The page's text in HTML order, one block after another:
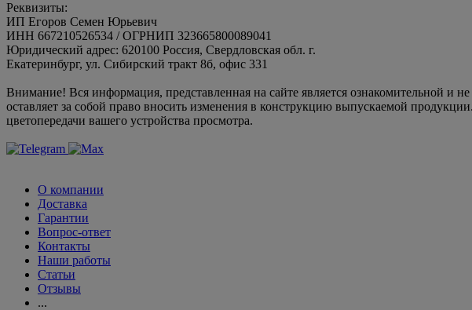
Реквизиты:
ИП Егоров Семен Юрьевич
ИНН 667210526534 / ОГРНИП 323665800089041
Юридический адрес: 620100 Россия, Свердловская обл. г.
Екатеринбург, ул. Сибирский тракт 8б, офис 331
Внимание! Вся информация, представленная на сайте является ознакомительной и
оставляет за собой право вносить изменения в конструкцию выпускаемой
цветопередачи вашего устройства просмотра.
О компании
Доставка
Гарантии
Вопрос-ответ
Контакты
Наши работы
Статьи
Отзывы
...